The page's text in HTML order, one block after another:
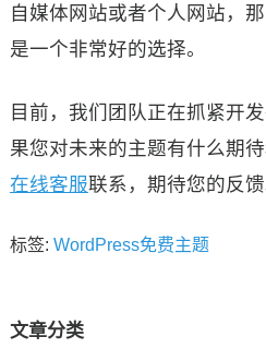
自媒体网站或者个人网站，
是一个非常好的选择。
目前，我们团队正在抓紧开
果您对未来的主题有什么期
在线客服联系，期待您的反馈
标签: WordPress免费主题
文章分类